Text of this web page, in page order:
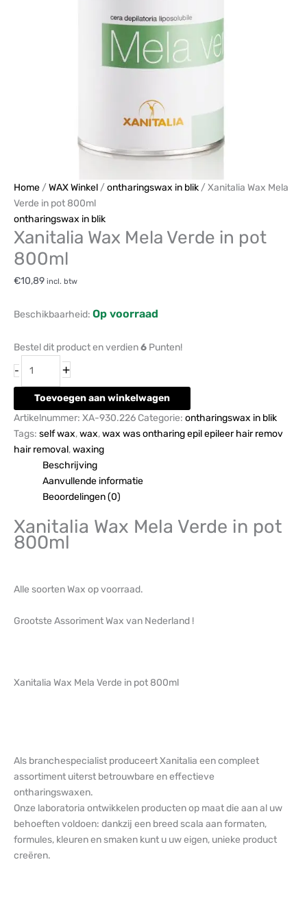
Home /WAX Winkel /ontharingswax in blik / Xanitalia Wax Mela
Verde in pot 800ml
ontharingswax in blik
Xanitalia Wax Mela Verde in pot
800ml
€10,89 incl. btw
Beschikbaarheid: Op voorraad
Bestel dit product en verdien6 Punten!
- +
Toevoegen aan winkelwagen
Artikelnummer: XA-930.226 Categorie: ontharingswax in blik
Tags: self wax,wax,wax was ontharing epil epileer hair remov
hair removal,waxing
Beschrijving
Aanvullende informatie
Beoordelingen (0)
Xanitalia Wax Mela Verde in pot
800ml
Alle soorten Wax op voorraad.
Grootste Assoriment Wax van Nederland !
Xanitalia Wax Mela Verde in pot 800ml
Als branchespecialist produceert Xanitalia een compleet
assortiment uiterst betrouwbare en effectieve
ontharingswaxen.
Onze laboratoria ontwikkelen producten op maat die aan al uw
behoeften voldoen: dankzij een breed scala aan formaten,
formules, kleuren en smaken kunt u uw eigen, unieke product
creëren.